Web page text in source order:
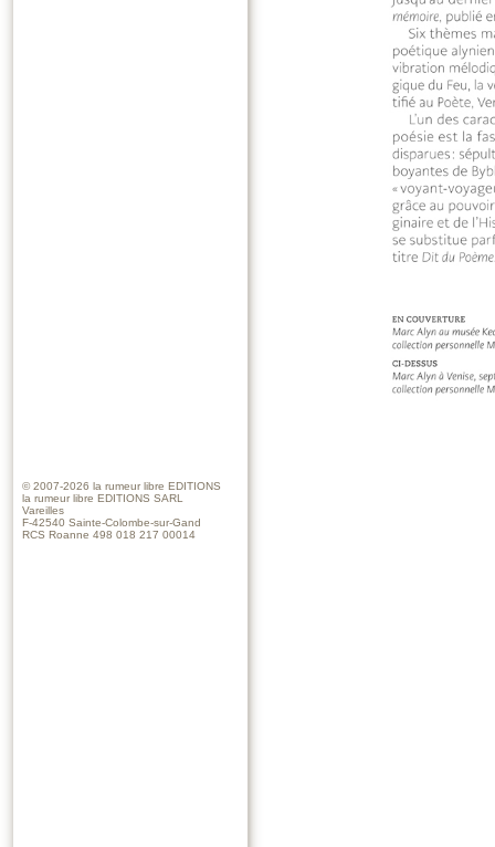
© 2007-2026 la rumeur libre EDITIONS
la rumeur libre EDITIONS SARL
Vareilles
F-42540 Sainte-Colombe-sur-Gand
RCS Roanne 498 018 217 00014